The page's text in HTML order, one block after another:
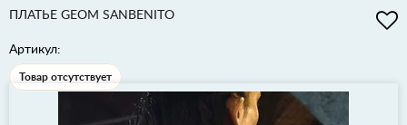
ПЛАТЬЕ GEOM SANBENITO
Артикул:
Товар отсутствует